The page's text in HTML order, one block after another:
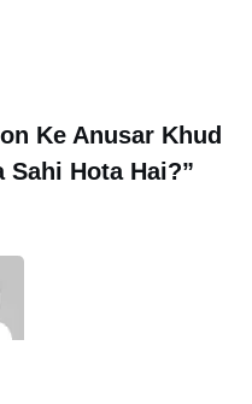
Ke Anusar Khud
Sahi Hota Hai?”